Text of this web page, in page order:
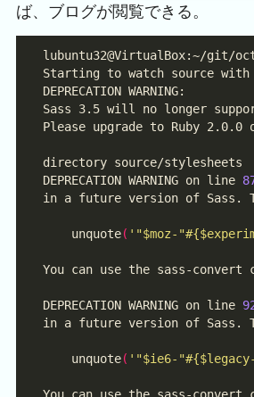
ば、ブログが閲覧できる。
Starting to watch source
DEPRECATION WARNING on line
    unquote
( '"$moz-
DEPRECATION WARNING on line
    unquote
( '"$ie6-